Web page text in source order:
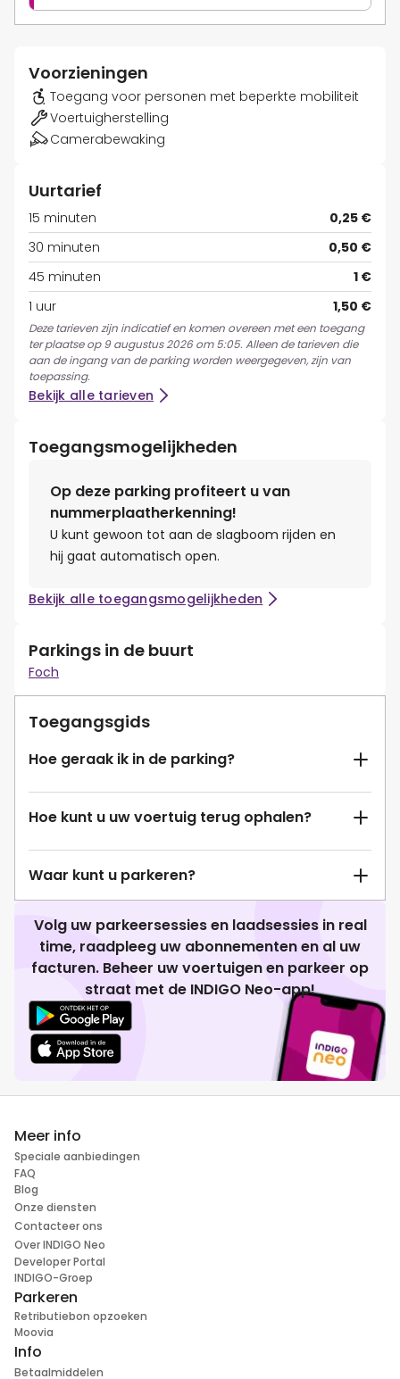
Voorzieningen
Toegang voor personen met beperkte mobiliteit
Voertuigherstelling
Camerabewaking
Uurtarief
15 minuten
0,25 €
30 minuten
0,50 €
45 minuten
1 €
1 uur
1,50 €
Deze tarieven zijn indicatief en komen overeen met een toegang
ter plaatse op 9 augustus 2026 om 5:05. Alleen de tarieven die
aan de ingang van de parking worden weergegeven, zijn van
toepassing.
Bekijk alle tarieven
Toegangsmogelijkheden
Op deze parking profiteert u van
nummerplaatherkenning!
U kunt gewoon tot aan de slagboom rijden en
hij gaat automatisch open.
Bekijk alle toegangsmogelijkheden
Parkings in de buurt
Foch
Toegangsgids
Hoe geraak ik in de parking?
Hoe kunt u uw voertuig terug ophalen?
Waar kunt u parkeren?
Volg uw parkeersessies en laadsessies in real
time, raadpleeg uw abonnementen en al uw
facturen. Beheer uw voertuigen en parkeer op
straat met de INDIGO Neo-app!
Meer info
Speciale aanbiedingen
FAQ
Blog
Onze diensten
Contacteer ons
Over INDIGO Neo
Developer Portal
INDIGO-Groep
Parkeren
Retributiebon opzoeken
Moovia
Info
Betaalmiddelen